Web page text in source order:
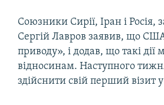
Союзники Сирії, Іран і
Сергій Лавров заявив, що
приводу», і додав, що такі
відносинам. Наступного
здійснити свій перший візит